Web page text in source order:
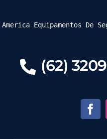
(62)
Equipamentos De